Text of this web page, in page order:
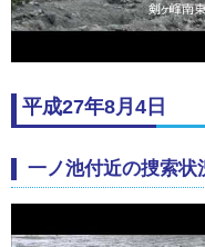
平成27年8月4日
一ノ池付近の捜索状